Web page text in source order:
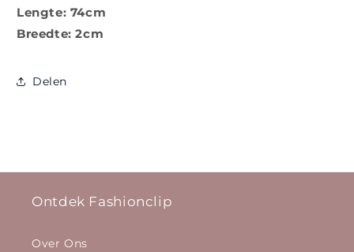
Lengte: 74cm
Breedte: 2cm
Delen
Ontdek Fashionclip
Over Ons